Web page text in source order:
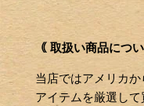
｟ 取扱い商品につい
当店ではアメリカ
アイテムを厳選し